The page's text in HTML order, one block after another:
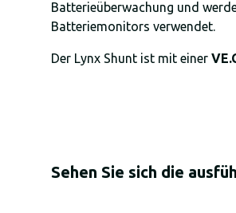
Batterieüberwachung und
Batteriemonitors verwendet.
Der Lynx Shunt ist mit einer
Sehen Sie sich die